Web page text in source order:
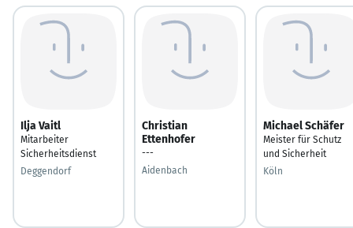
Ilja Vaitl
Mitarbeiter
Sicherheitsdienst
Deggendorf
Christian
Ettenhofer
---
Aidenbach
Michael Schäfer
Meister für Schutz
und Sicherheit
Köln